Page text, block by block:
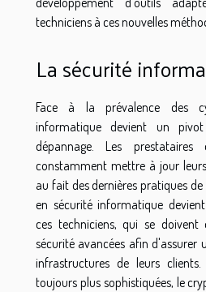
techniciens à ces nouvelles
La sécurité
Face à la prévalence des
informatique devient un
dépannage. Les
constamment mettre à jour
au fait des dernières pratiques
en sécurité informatique
ces techniciens, qui se doivent
sécurité avancées afin d'assurer
infrastructures de leurs
toujours plus sophistiquées, le